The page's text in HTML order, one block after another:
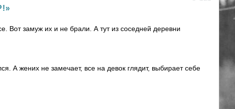
Вот замуж их и не брали. А тут из соседней деревни
А жених не замечает, все на девок глядит, выбирает себе